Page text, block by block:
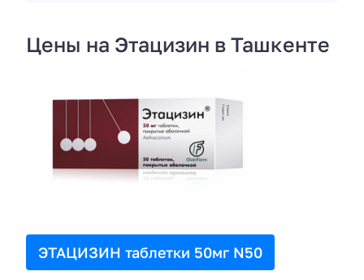
Цены на Этацизин в Ташкенте
ЭТАЦИЗИН таблетки 50мг N50